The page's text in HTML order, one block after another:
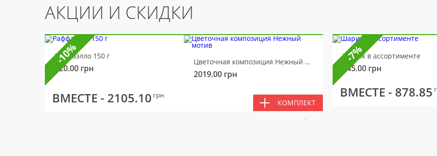
АКЦИИ И СКИДКИ
Раффаэлло 150 г
320.00 грн
Цветочная композиция Нежный мотив
2019.00 грн
ВМЕСТЕ - 2105.10 грн
КОМПЛЕКТ
-10% Шарик в ассортименте
145.00 грн
ВМЕСТЕ - 878.85
-7%